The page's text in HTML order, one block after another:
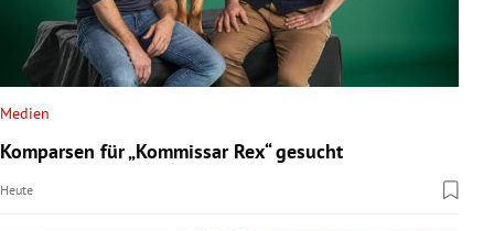
Medien
Komparsen für „Kommissar Rex“ gesucht
Heute